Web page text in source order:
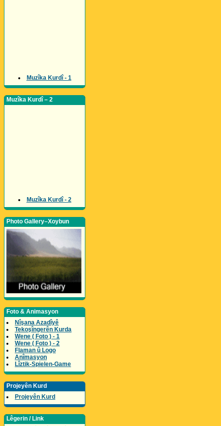
Muzîka Kurdî - 1
Muzîka Kurdî – 2
Muzîka Kurdî - 2
Photo Gallery–Xoybun
Foto & Animasyon
Nîşana Azadîyê
Tekoşîngerên Kurda
Wene ( Foto ) - 1
Wene ( Foto ) - 2
Flaman û Logo
Anîmasyon
Lîztik-Spielen-Game
Projeyên Kurd
Projeyên Kurd
Lêgerin / Link